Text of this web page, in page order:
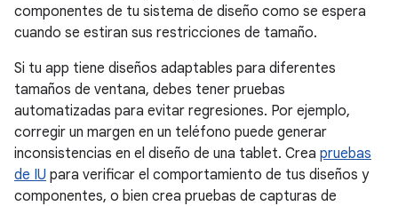
componentes de tu sistema de diseño como se espera
cuando se estiran sus restricciones de tamaño.
Si tu app tiene diseños adaptables para diferentes
tamaños de ventana, debes tener pruebas
automatizadas para evitar regresiones. Por ejemplo,
corregir un margen en un teléfono puede generar
inconsistencias en el diseño de una tablet. Crea pruebas
de IU para verificar el comportamiento de tus diseños y
componentes, o bien crea pruebas de capturas de